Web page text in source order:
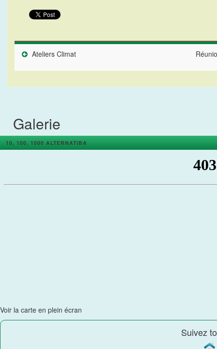
Ateliers Climat
Galerie
10, 100, 1000 ALTERNATIBA
Voir la carte en plein écran
Suivez